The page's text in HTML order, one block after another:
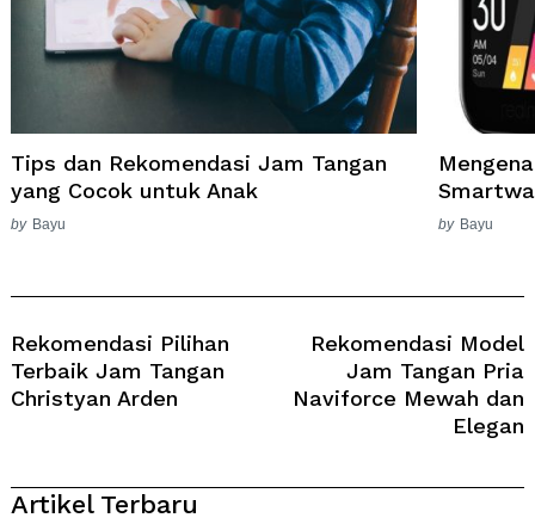
Tips dan Rekomendasi Jam Tangan
yang Cocok untuk Anak
by Bayu by Bayu
Navigation
Rekomendasi Pilihan
Terbaik Jam Tangan
Christyan Arden
Rekomendasi Model
Jam Tangan Pria
Naviforce Mewah dan
Elegan
Artikel Terbaru